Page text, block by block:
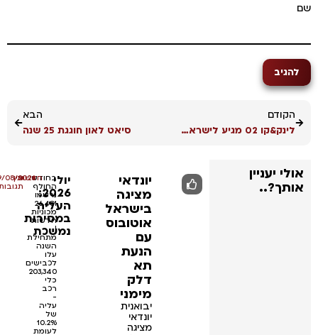
הקודם
לינק&קו 02 מגיע לישראל – קרוסאובר חשמלי עם תג מחיר תחרותי
סיאט לאון חוגגת 25 שנה
יעניין
יונדאי
מציגה
בישראל
אוטובוס
הנעת
דלק
מימני
יבואנית
יונדאי
מציגה
2026:
העליה
במסירות
נמשכת
בחודש
החולף
נרשמו
26,481
מכוניות
חדשות
מתחילת
לכבישים
203,340
לעומת
חדשות
•
09/08/2026
•אין
תגובות